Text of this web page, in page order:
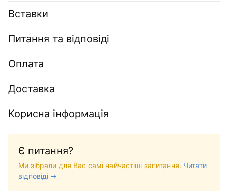
Вставки
Питання та відповіді
Оплата
Доставка
Корисна інформація
Є питання?
Ми зібрали для Вас самі найчастіші запитання. Читати
відповіді →